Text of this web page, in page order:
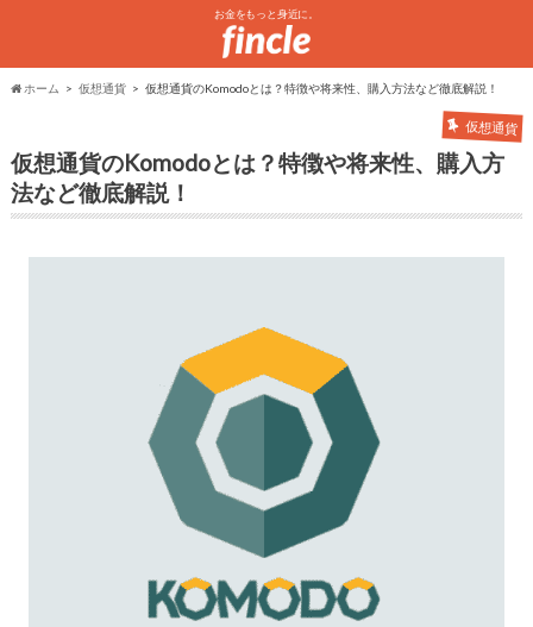
お金をもっと身近に。
ホーム 仮想通貨 仮想通貨のKomodoとは？特徴や将来性、購入方法など徹底解説！
仮想通貨
仮想通貨のKomodoとは？特徴や将来性、購入方
法など徹底解説！